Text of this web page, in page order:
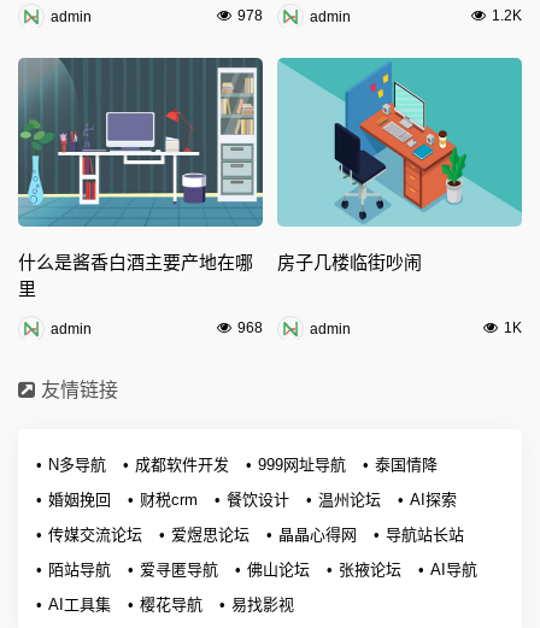
admin 978 admin 1.2K
什么是酱香白酒主要产地在哪
里
admin 968
房子几楼临街吵闹
admin 1K
友情链接
N多导航 成都软件开发 999网址导航
泰国情降
婚姻挽回
财税crm 餐饮设计 温州论坛
AI探索
传媒交流论坛
爱煜思论坛 晶晶心得网
导航站长站
陌站导航
爱寻匿导航 佛山论坛 张掖论坛
AI导航
AI工具集
樱花导航 易找影视